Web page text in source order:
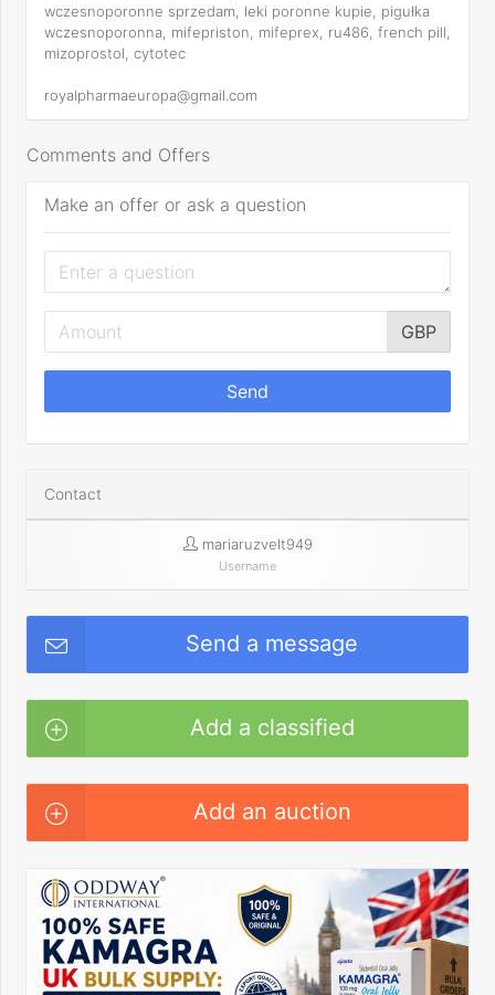
wczesnoporonne sprzedam, leki poronne kupie, pigułka
wczesnoporonna, mifepriston, mifeprex, ru486, french pill,
mizoprostol, cytotec
royalpharmaeuropa@gmail.com
Comments and Offers
Make an offer or ask a question
GBP
Send
Contact
mariaruzvelt949
Username
Send a message
Add a classified
Add an auction